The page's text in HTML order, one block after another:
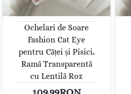
Ochelari de Soare
Fashion Cat Eye
pentru Căței și Pisici,
Ramă Transparentă
cu Lentilă Roz